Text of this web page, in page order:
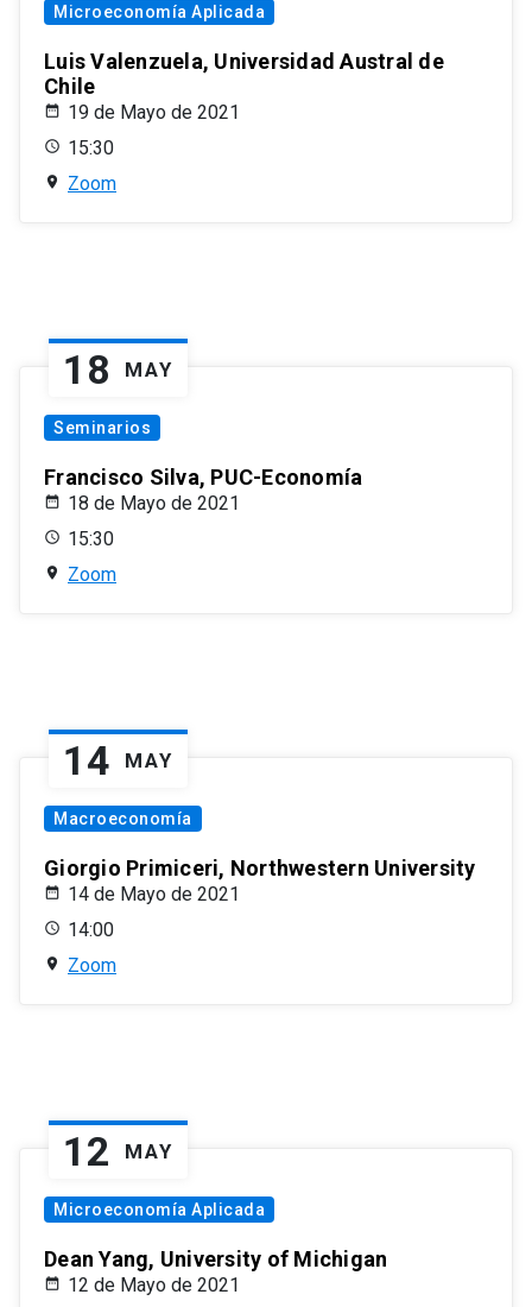
Microeconomía Aplicada
Luis Valenzuela, Universidad Austral de
Chile
19 de Mayo de 2021
15:30
Zoom
18 MAY
Seminarios
Francisco Silva, PUC-Economía
18 de Mayo de 2021
15:30
Zoom
14 MAY
Macroeconomía
Giorgio Primiceri, Northwestern University
14 de Mayo de 2021
14:00
Zoom
12 MAY
Microeconomía Aplicada
Dean Yang, University of Michigan
12 de Mayo de 2021